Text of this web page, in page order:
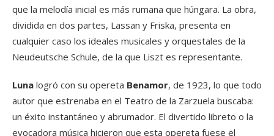
que la melodía inicial es más rumana que húngara. La obra,
dividida en dos partes, Lassan y Friska, presenta en
cualquier caso los ideales musicales y orquestales de la
Neudeutsche Schule, de la que Liszt es representante.
Luna logró con su opereta Benamor, de 1923, lo que todo
autor que estrenaba en el Teatro de la Zarzuela buscaba:
un éxito instantáneo y abrumador. El divertido libreto o la
evocadora música hicieron que esta opereta fuese el